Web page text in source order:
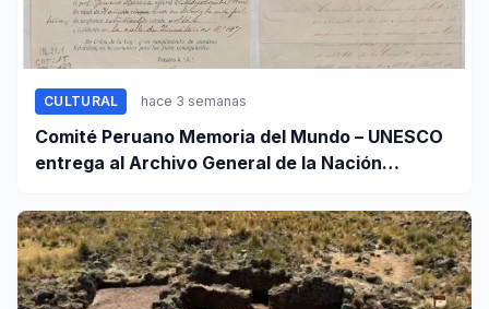
CULTURAL hace 3 semanas
Comité Peruano Memoria del Mundo – UNESCO
entrega al Archivo General de la Nación
documentales